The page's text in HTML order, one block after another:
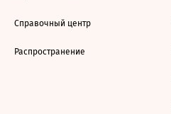
Справочный центр
Распространение